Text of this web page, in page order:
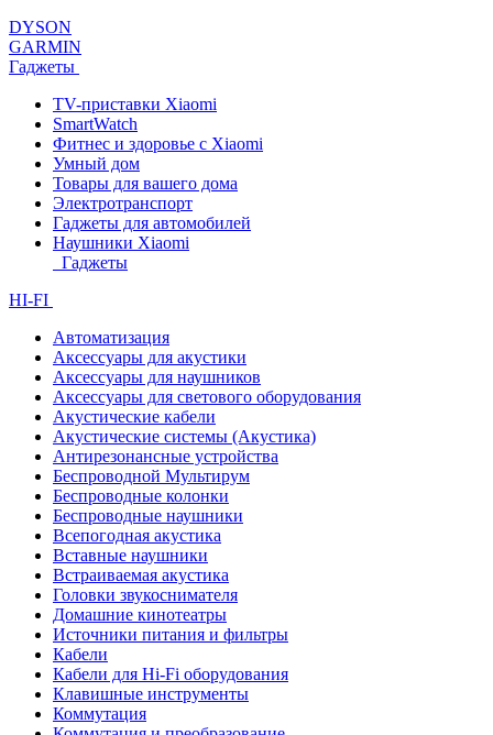
DYSON
GARMIN
Гаджеты
TV-приставки Xiaomi
SmartWatch
Фитнес и здоровье с Xiaomi
Умный дом
Товары для вашего дома
Электротранспорт
Гаджеты для автомобилей
Наушники Xiaomi
Гаджеты
HI-FI
Автоматизация
Аксессуары для акустики
Аксессуары для наушников
Аксессуары для светового оборудования
Акустические кабели
Акустические системы (Акустика)
Антирезонансные устройства
Беспроводной Мультирум
Беспроводные колонки
Беспроводные наушники
Всепогодная акустика
Вставные наушники
Встраиваемая акустика
Головки звукоснимателя
Домашние кинотеатры
Источники питания и фильтры
Кабели
Кабели для Hi-Fi оборудования
Клавишные инструменты
Коммутация